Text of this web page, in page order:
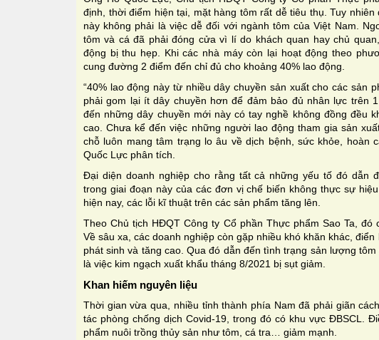
định, thời điểm hiện tại, mặt hàng tôm rất dễ tiêu thụ. Tuy
này không phải là việc dễ đối với ngành tôm của Việt Nam.
tôm và cá đã phải đóng cửa vì lí do khách quan hay chủ
động bị thu hẹp. Khi các nhà máy còn lại hoạt động theo
cung đường 2 điểm đến chỉ đủ cho khoảng 40% lao động.
“40% lao động này từ nhiều dây chuyền sản xuất cho các sản
phải gom lại ít dây chuyền hơn để đảm bảo đủ nhân lực trên
đến những dây chuyền mới này có tay nghề không đồng đều
cao. Chưa kể đến việc những người lao động tham gia sản
chỗ luôn mang tâm trạng lo âu về dịch bệnh, sức khỏe, hoàn
Quốc Lực phân tích.
Đại diện doanh nghiệp cho rằng tất cả những yếu tố đó dẫn
trong giai đoạn này của các đơn vị chế biến không thực sự
hiện nay, các lỗi kĩ thuật trên các sản phẩm tăng lên.
Theo Chủ tịch HĐQT Công ty Cổ phần Thực phẩm Sao Ta, đó
Về sâu xa, các doanh nghiệp còn gặp nhiều khó khăn khác,
phát sinh và tăng cao. Qua đó dẫn đến tình trạng sản lượng
là việc kim ngạch xuất khẩu tháng 8/2021 bị sụt giảm.
Khan hiếm nguyên liệu
Thời gian vừa qua, nhiều tỉnh thành phía Nam đã phải giãn
tác phòng chống dịch Covid-19, trong đó có khu vực ĐBSCL.
phẩm nuôi trồng thủy sản như tôm, cá tra… giảm mạnh.